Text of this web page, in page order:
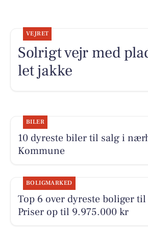
VEJRET
Solrigt vejr med
let jakke
BILER
10 dyreste biler til salg i
Kommune
BOLIGMARKED
Top 6 over dyreste boliger
Priser op til 9.975.000 kr